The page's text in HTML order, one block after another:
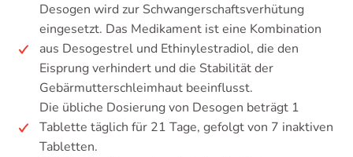
Desogen wird zur Schwangerschaftsverhütung
eingesetzt. Das Medikament ist eine Kombination
aus Desogestrel und Ethinylestradiol, die den
Eisprung verhindert und die Stabilität der
Gebärmutterschleimhaut beeinflusst.
Die übliche Dosierung von Desogen beträgt 1
Tablette täglich für 21 Tage, gefolgt von 7 inaktiven
Tabletten.